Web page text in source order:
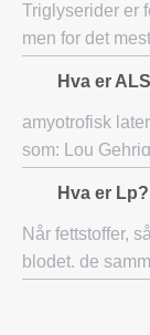
Triglyserider er
men for det
tester synes
Hva er ALS
amyotrofisk
som: Lou
nerveceller,
Hva er Lp?
Når fettstoffer,
blodet, de